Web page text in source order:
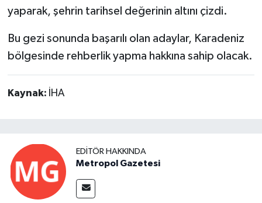
yaparak, şehrin tarihsel değerinin altını çizdi.
Bu gezi sonunda başarılı olan adaylar, Karadeniz
bölgesinde rehberlik yapma hakkına sahip olacak.
Kaynak: İHA
EDITÖR HAKKINDA
Metropol Gazetesi